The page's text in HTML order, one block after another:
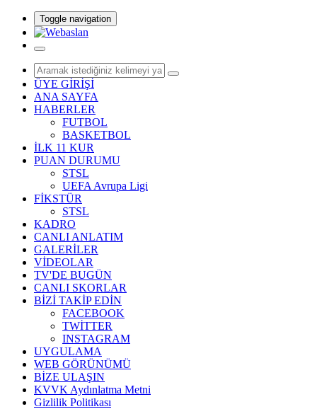
Toggle navigation
ÜYE GİRİŞİ
ANA SAYFA
HABERLER
FUTBOL
BASKETBOL
İLK 11 KUR
PUAN DURUMU
STSL
UEFA Avrupa Ligi
FİKSTÜR
STSL
KADRO
CANLI ANLATIM
GALERİLER
VİDEOLAR
TV'DE BUGÜN
CANLI SKORLAR
BİZİ TAKİP EDİN
FACEBOOK
TWİTTER
INSTAGRAM
UYGULAMA
WEB GÖRÜNÜMÜ
BİZE ULAŞIN
KVVK Aydınlatma Metni
Gizlilik Politikası